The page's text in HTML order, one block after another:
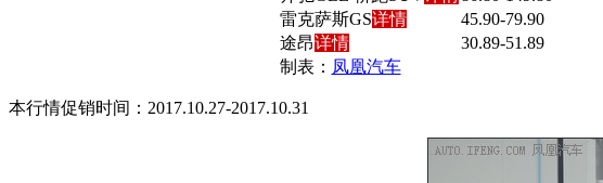
雷克萨斯GS详情 45.90-79.90
途昂详情 30.89-51.89
制表： 凤凰汽车
本行情促销时间：2017.10.27-2017.10.31